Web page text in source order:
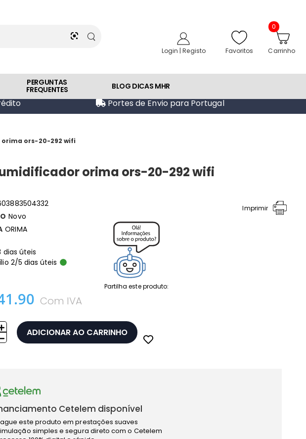
Login | Registo Favoritos
0
Carrinho
PERGUNTAS
FREQUENTES BLOG DICAS MHR
Portes de Envio para Portugal
ors-20-292 wifi
orima ors-20-292 wifi
Novo
ORIMA
dias úteis
2/5 dias úteis
Imprimir
Partilha este produto:
Com IVA
ADICIONAR AO CARRINHO
Cetelem disponível
este produto em prestações suaves
simples e segura direto com o Cetelem